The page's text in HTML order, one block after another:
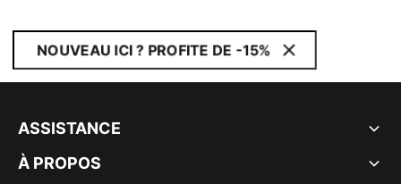
NOUVEAU ICI ? PROFITE DE -15%
ASSISTANCE
À PROPOS